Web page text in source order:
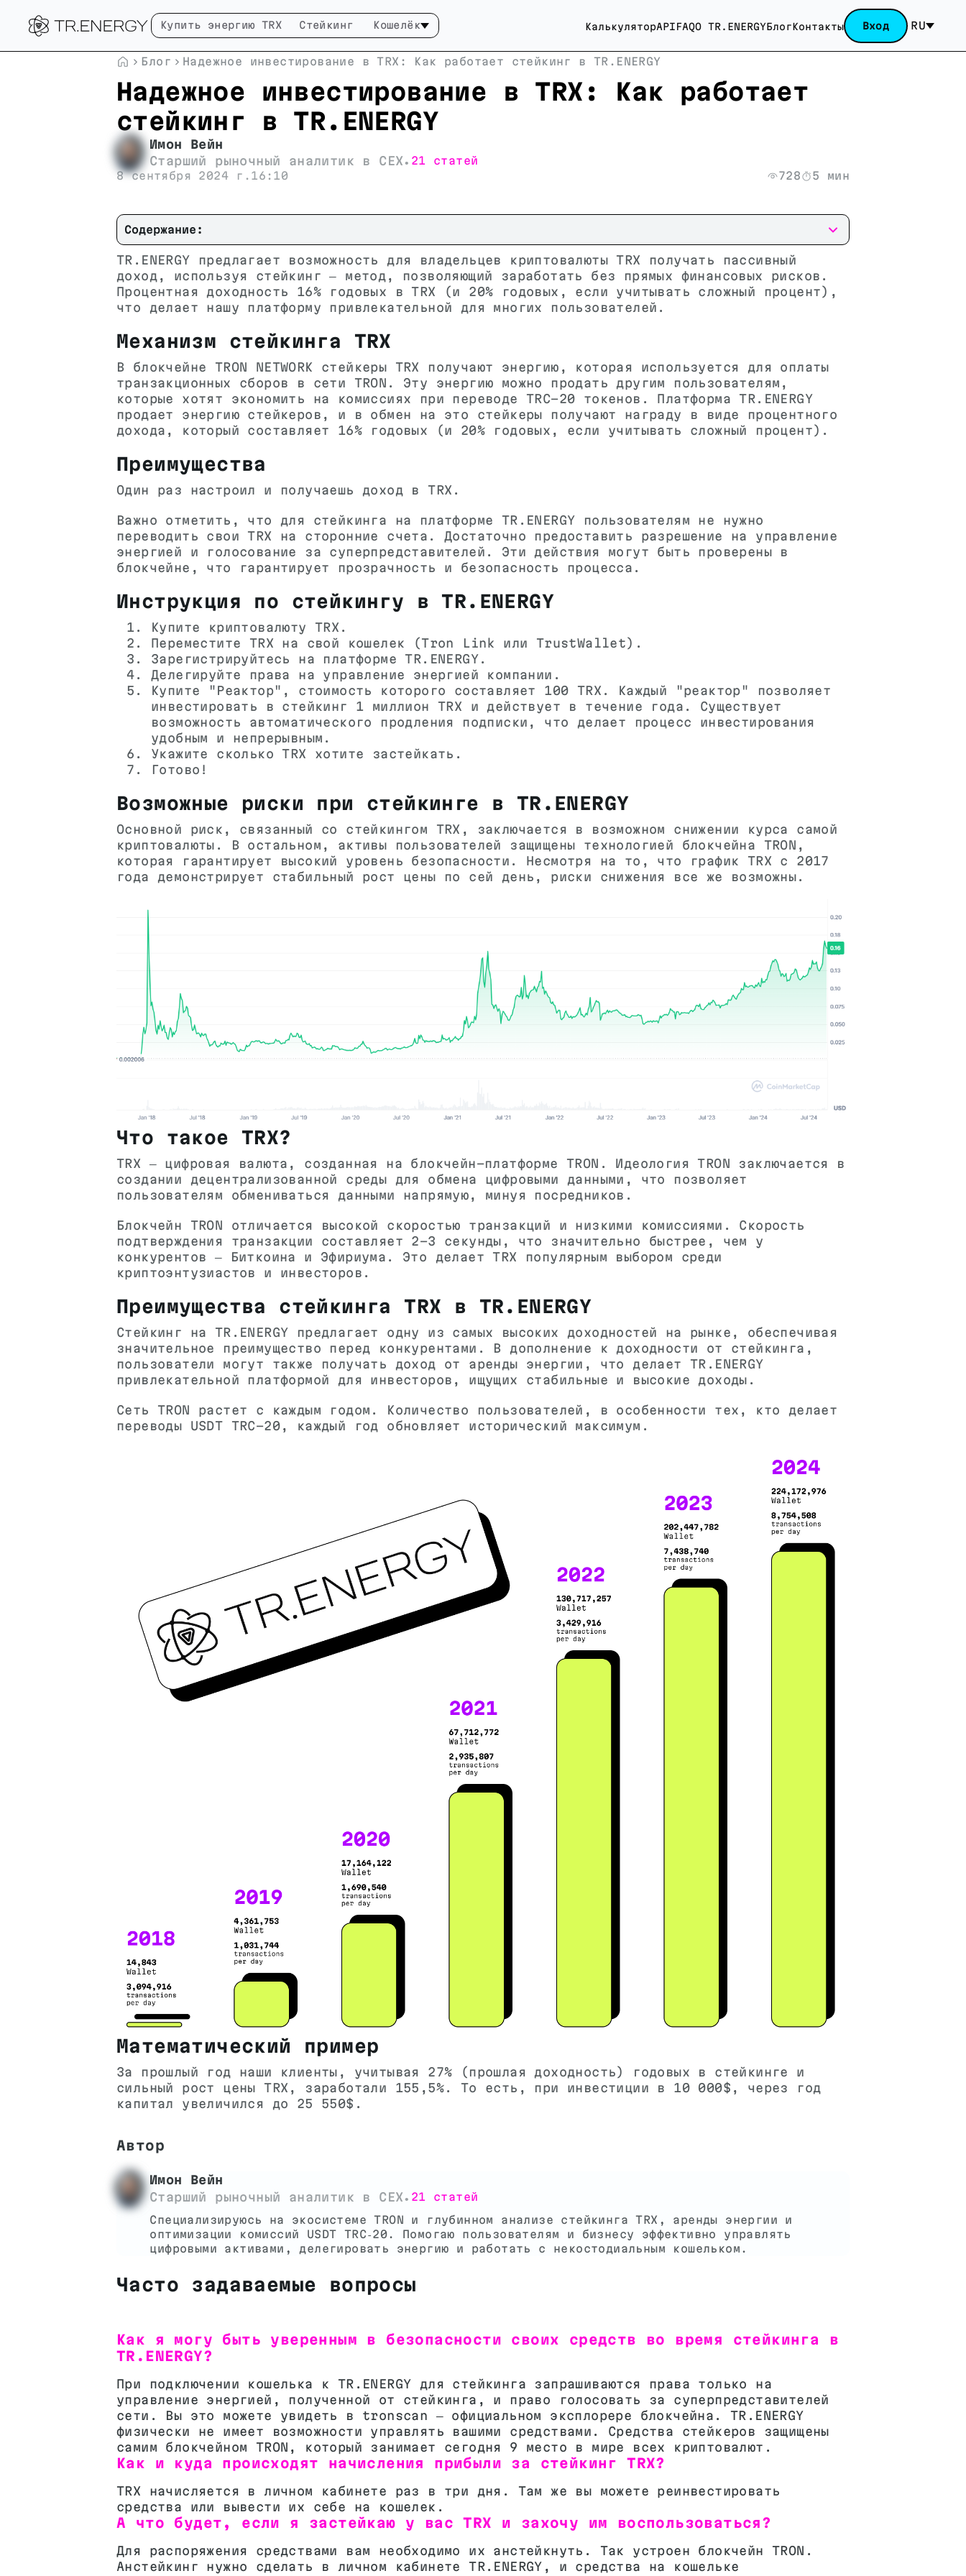
Купить энергию TRX Стейкинг Кошелёк КалькуляторAPIFAQО TR.ENERGYБлогКонтакты Вход RU
Блог Надежное инвестирование в TRX: Как работает стейкинг в TR.ENERGY
Надежное инвестирование в TRX: Как работает
стейкинг в TR.ENERGY
Имон Вейн
Старший рыночный аналитик в CEX• 21 статей
8 сентября 2024 г. 16:10 728 5 мин
Содержание:
TR.ENERGY предлагает возможность для владельцев криптовалюты TRX получать пассивный
доход, используя стейкинг — метод, позволяющий заработать без прямых финансовых рисков.
Процентная доходность 16% годовых в TRX (и 20% годовых, если учитывать сложный процент),
что делает нашу платформу привлекательной для многих пользователей.
Механизм стейкинга TRX
В блокчейне TRON NETWORK стейкеры TRX получают энергию, которая используется для оплаты
транзакционных сборов в сети TRON. Эту энергию можно продать другим пользователям,
которые хотят экономить на комиссиях при переводе TRC-20 токенов. Платформа TR.ENERGY
продает энергию стейкеров, и в обмен на это стейкеры получают награду в виде процентного
дохода, который составляет 16% годовых (и 20% годовых, если учитывать сложный процент).
Преимущества
Один раз настроил и получаешь доход в TRX.
Важно отметить, что для стейкинга на платформе TR.ENERGY пользователям не нужно
переводить свои TRX на сторонние счета. Достаточно предоставить разрешение на управление
энергией и голосование за суперпредставителей. Эти действия могут быть проверены в
блокчейне, что гарантирует прозрачность и безопасность процесса.
Инструкция по стейкингу в TR.ENERGY
Купите криптовалюту TRX.
Переместите TRX на свой кошелек (Tron Link или TrustWallet).
Зарегистрируйтесь на платформе TR.ENERGY.
Делегируйте права на управление энергией компании.
Купите "Реактор", стоимость которого составляет 100 TRX. Каждый "реактор" позволяет
инвестировать в стейкинг 1 миллион TRX и действует в течение года. Существует
возможность автоматического продления подписки, что делает процесс инвестирования
удобным и непрерывным.
Укажите сколько TRX хотите застейкать.
Готово!
Возможные риски при стейкинге в TR.ENERGY
Основной риск, связанный со стейкингом TRX, заключается в возможном снижении курса самой
криптовалюты. В остальном, активы пользователей защищены технологией блокчейна TRON,
которая гарантирует высокий уровень безопасности. Несмотря на то, что график TRX с 2017
года демонстрирует стабильный рост цены по сей день, риски снижения все же возможны.
Что такое TRX?
TRX — цифровая валюта, созданная на блокчейн-платформе TRON. Идеология TRON заключается в
создании децентрализованной среды для обмена цифровыми данными, что позволяет
пользователям обмениваться данными напрямую, минуя посредников.
Блокчейн TRON отличается высокой скоростью транзакций и низкими комиссиями. Скорость
подтверждения транзакции составляет 2-3 секунды, что значительно быстрее, чем у
конкурентов — Биткоина и Эфириума. Это делает TRX популярным выбором среди
криптоэнтузиастов и инвесторов.
Преимущества стейкинга TRX в TR.ENERGY
Стейкинг на TR.ENERGY предлагает одну из самых высоких доходностей на рынке, обеспечивая
значительное преимущество перед конкурентами. В дополнение к доходности от стейкинга,
пользователи могут также получать доход от аренды энергии, что делает TR.ENERGY
привлекательной платформой для инвесторов, ищущих стабильные и высокие доходы.
Сеть TRON растет с каждым годом. Количество пользователей, в особенности тех, кто делает
переводы USDT TRC-20, каждый год обновляет исторический максимум.
Математический пример
За прошлый год наши клиенты, учитывая 27% (прошлая доходность) годовых в стейкинге и
сильный рост цены TRX, заработали 155,5%. То есть, при инвестиции в 10 000$, через год
капитал увеличился до 25 550$.
Автор
Имон Вейн
Старший рыночный аналитик в CEX• 21 статей
Специализируюсь на экосистеме TRON и глубинном анализе стейкинга TRX, аренды энергии и
оптимизации комиссий USDT TRC‑20. Помогаю пользователям и бизнесу эффективно управлять
цифровыми активами, делегировать энергию и работать с некостодиальным кошельком.
Часто задаваемые вопросы
Как я могу быть уверенным в безопасности своих средств во время стейкинга в
TR.ENERGY?
При подключении кошелька к TR.ENERGY для стейкинга запрашиваются права только на
управление энергией, полученной от стейкинга, и право голосовать за суперпредставителей
сети. Вы это можете увидеть в tronscan — официальном эксплорере блокчейна. TR.ENERGY
физически не имеет возможности управлять вашими средствами. Средства стейкеров защищены
самим блокчейном TRON, который занимает сегодня 9 место в мире всех криптовалют.
Как и куда происходят начисления прибыли за стейкинг TRX?
TRX начисляется в личном кабинете раз в три дня. Там же вы можете реинвестировать
средства или вывести их себе на кошелек.
А что будет, если я застейкаю у вас TRX и захочу им воспользоваться?
Для распоряжения средствами вам необходимо их анстейкнуть. Так устроен блокчейн TRON.
Анстейкинг нужно сделать в личном кабинете TR.ENERGY, и средства на кошельке